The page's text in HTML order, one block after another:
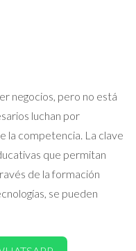
negocios, pero no está
luchan por
la competencia. La clave
que permitan
de la formación
se pueden